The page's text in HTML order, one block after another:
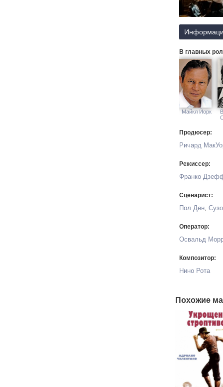
В главных
Майкл Йорк
Продюсер:
Ричард
Режиссер:
Франко
Сценарист:
Пол Ден,
Оператор:
Освальд
Композитор:
Нино Рота
Похожие